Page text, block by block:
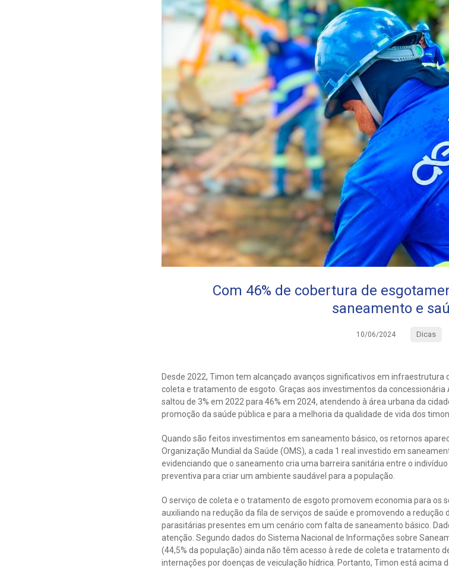
Com 46% de cobertura de
saneamento e
10/06/2024 Dicas
Desde 2022, Timon tem alcançado avanços significativos em
coleta e tratamento de esgoto. Graças aos investimentos da
saltou de 3% em 2022 para 46% em 2024, atendendo à área urbana da
promoção da saúde pública e para a melhoria da qualidade de vida dos
Quando são feitos investimentos em saneamento básico, os retornos
Organização Mundial da Saúde (OMS), a cada 1 real investido em
evidenciando que o saneamento cria uma barreira sanitária entre o
preventiva para criar um ambiente saudável para a população.
O serviço de coleta e o tratamento de esgoto promovem economia para os
auxiliando na redução da fila de serviços de saúde e promovendo a redução
parasitárias presentes em um cenário com falta de saneamento básico.
atenção. Segundo dados do Sistema Nacional de Informações sobre
(44,5% da população) ainda não têm acesso à rede de coleta e tratamento
internações por doenças de veiculação hídrica. Portanto, Timon está acima